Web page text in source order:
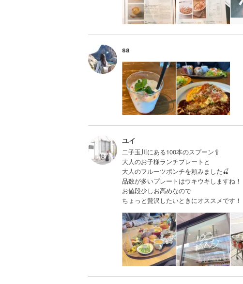
sa
ユイ
二子玉川にある100本のスプーン🥄
大人のお子様ランチプレートと
大人のフルーツポンチを頼みました🍒
品数が多いプレートはウキウキしますね！
お値段少しお高めなので
ちょっと贅沢したいときにオススメです！